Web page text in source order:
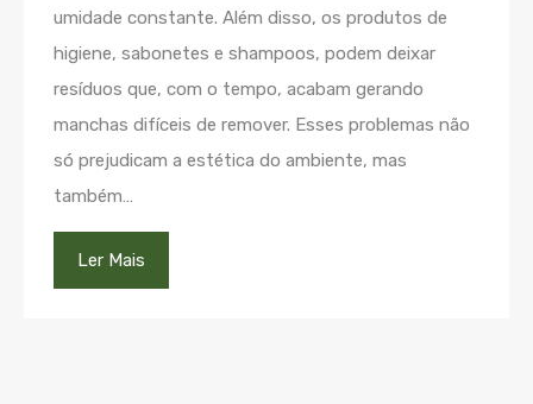
umidade constante. Além disso, os produtos de
higiene, sabonetes e shampoos, podem deixar
resíduos que, com o tempo, acabam gerando
manchas difíceis de remover. Esses problemas não
só prejudicam a estética do ambiente, mas
também…
Ler Mais